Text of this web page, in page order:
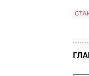
Фрезерные
Сверлильно-